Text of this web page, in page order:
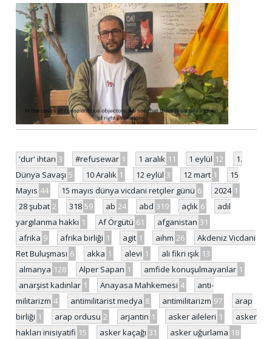
'dur' ihtarı 3 #refusewar 1 1 aralık 11 1 eylül 12
1.
Dünya Savaşı 5 10 Aralık 1 12 eylül 3 12 mart 1
15
Mayıs 44 15 mayıs dünya vicdani retçiler günü 6 2024 1
28 şubat 2 318 59 ab 24 abd 319 açlık 6
adil
yargılanma hakkı 1 Af Örgütü 61 afganistan 31
afrika 9 afrika birliği 1 agit 1 aihm 26
Akdeniz Vicdani
Ret Buluşması 6 akka 1 alevi 1 ali fikri ışık 13
almanya 128 Alper Sapan 1 amfide konuşulmayanlar 1
anarşist kadınlar 1 Anayasa Mahkemesi 4
anti-
militarizm 4 antimilitarist medya 8 antimilitarizm 97
arap
birliği 1 arap ordusu 2 arjantin 1 asker aileleri 1
asker
hakları inisiyatifi 15 asker kaçağı 31 asker uğurlama 18